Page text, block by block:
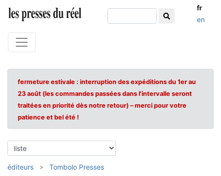
fr
en
fermeture estivale : interruption des expéditions du 1er au
23 août (les commandes passées dans l'intervalle seront
traitées en priorité dès notre retour) – merci pour votre
patience et bel été !
éditeurs Tombolo Presses